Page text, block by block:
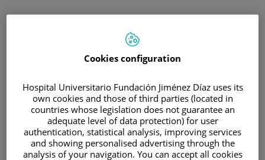
Cookies configuration
Hospital Universitario Fundación Jiménez Díaz uses its
own cookies and those of third parties (located in
countries whose legislation does not guarantee an
adequate level of data protection) for user
authentication, statistical analysis, improving services
and showing personalised advertising through the
analysis of your navigation. You can accept all cookies